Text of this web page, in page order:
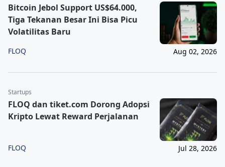
Bitcoin Jebol Support US$64.000,
Tiga Tekanan Besar Ini Bisa Picu
Volatilitas Baru
FLOQ Aug 02, 2026
Startups
FLOQ dan tiket.com Dorong Adopsi
Kripto Lewat Reward Perjalanan
FLOQ Jul 28, 2026